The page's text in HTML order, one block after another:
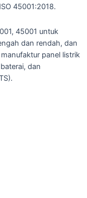
45001:2018.
45001 untuk
dan rendah, dan
panel listrik
dan